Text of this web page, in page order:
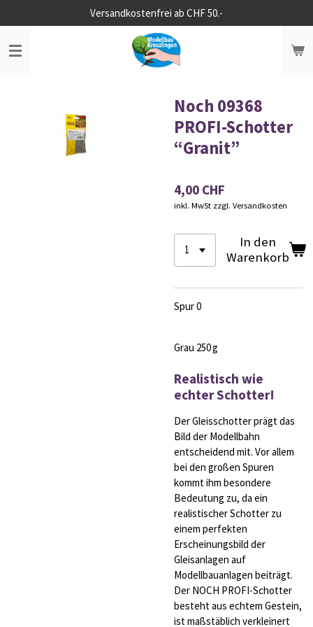
Hauptinhalt
springen
Versandkostenfrei ab CHF 50.-
Noch 09368
PROFI-Schotter
“Granit”
4,00 CHF
inkl. MwSt zzgl. Versandkosten
In den
Warenkorb
Spur 0
Grau 250 g
Realistisch wie
echter Schotter!
Der Gleisschotter prägt das
Bild der Modellbahn
entscheidend mit. Vor allem
bei den großen Spuren
kommt ihm besondere
Bedeutung zu, da ein
realistischer Schotter zu
einem perfekten
Erscheinungsbild der
Gleisanlagen auf
Modellbauanlagen beiträgt.
Der NOCH PROFI-Schotter
besteht aus echtem Gestein,
ist maßstäblich verkleinert